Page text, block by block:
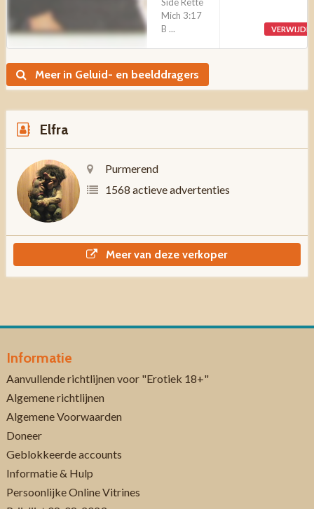
Mich 3:17
B ...
Meer in Geluid- en beelddragers
Elfra
Purmerend
1568 actieve advertenties
Meer van deze verkoper
Informatie
Aanvullende richtlijnen voor "Erotiek 18+"
Algemene richtlijnen
Algemene Voorwaarden
Doneer
Geblokkeerde accounts
Informatie & Hulp
Persoonlijke Online Vitrines